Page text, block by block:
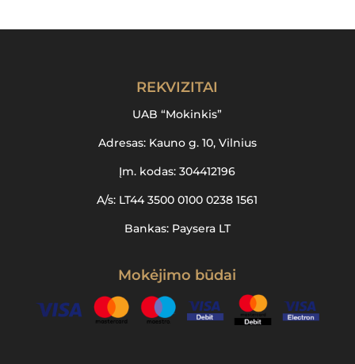
REKVIZITAI
UAB “Mokinkis”
Adresas: Kauno g. 10, Vilnius
Įm. kodas: 304412196
A/s: LT44 3500 0100 0238 1561
Bankas: Paysera LT
Mokėjimo būdai